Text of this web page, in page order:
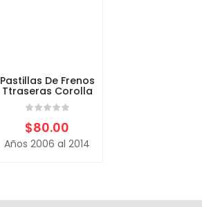
Pastillas De Frenos
Ttraseras Corolla
$80.00
Años 2006 al 2014